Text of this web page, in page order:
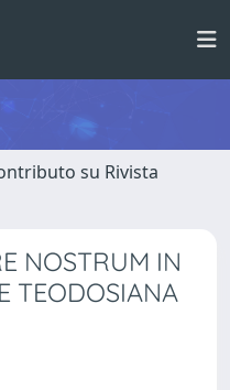
su Rivista
NOSTRUM IN
TEODOSIANA